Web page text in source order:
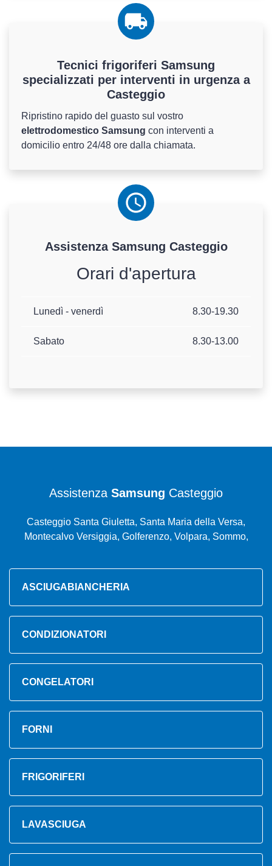
Tecnici frigoriferi Samsung
specializzati per interventi in urgenza a
Casteggio
Ripristino rapido del guasto sul vostro
elettrodomestico Samsung con interventi a
domicilio entro 24/48 ore dalla chiamata.
Assistenza Samsung Casteggio
Orari d'apertura
Lunedì - venerdì 8.30-19.30
Sabato 8.30-13.00
Assistenza Samsung Casteggio
Casteggio Santa Giuletta, Santa Maria della Versa,
Montecalvo Versiggia, Golferenzo, Volpara, Sommo,
ASCIUGABIANCHERIA
CONDIZIONATORI
CONGELATORI
FORNI
FRIGORIFERI
LAVASCIUGA